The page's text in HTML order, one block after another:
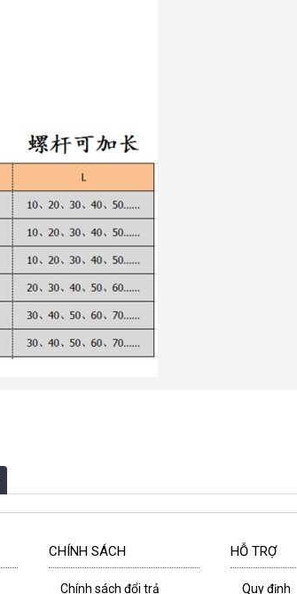
CHÍNH SÁCH
Chính sách đổi trả
HỖ TRỢ
Quy định